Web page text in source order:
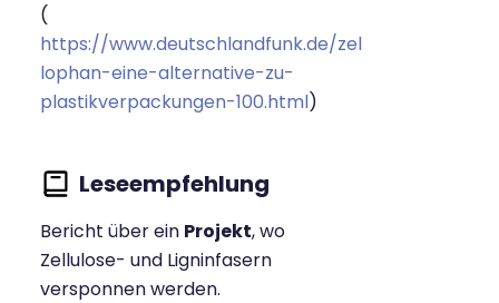
(
https://www.deutschlandfunk.de/zel
lophan-eine-alternative-zu-
plastikverpackungen-100.html)
Bericht über ein Projekt, wo
Zellulose- und Ligninfasern
versponnen werden.